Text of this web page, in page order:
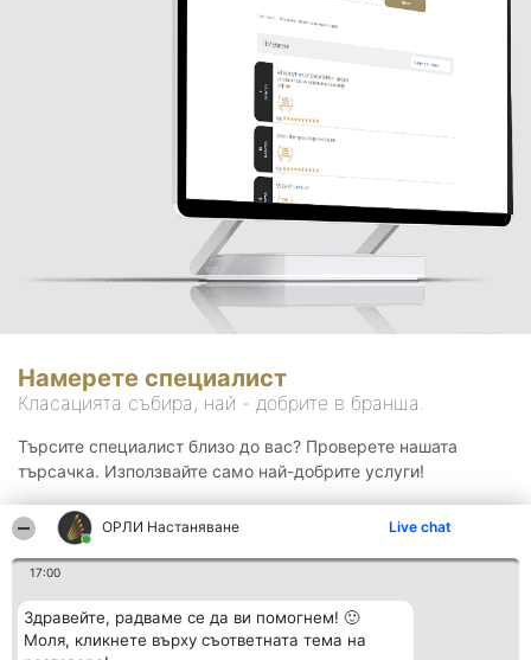
ОРЛИ Настаняване Live chat
17:00
Здравейте, радваме се да ви помогнем! 🙂
Моля, кликнете върху съответната тема на
Намерете специалист
Класацията събира, най - добрите в бранша.
Търсите специалист близо до вас? Проверете нашата
търсачка. Използвайте само най-добрите услуги!